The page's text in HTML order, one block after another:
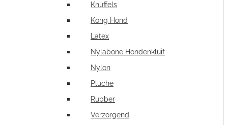
Knuffels
Kong Hond
Latex
Nylabone Hondenkluif
Nylon
Pluche
Rubber
Verzorgend